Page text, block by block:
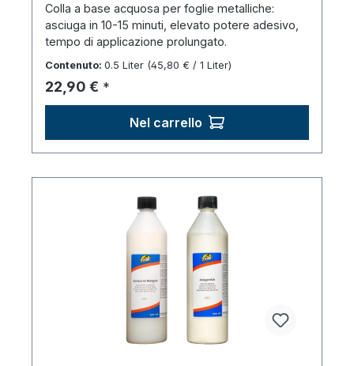
Colla a base acquosa per foglie metalliche:
asciuga in 10-15 minuti, elevato potere adesivo,
tempo di applicazione prolungato.
Contenuto: 0.5 Liter (45,80 € / 1 Liter)
Prezzo normale:
22,90 € *
Nel carrello